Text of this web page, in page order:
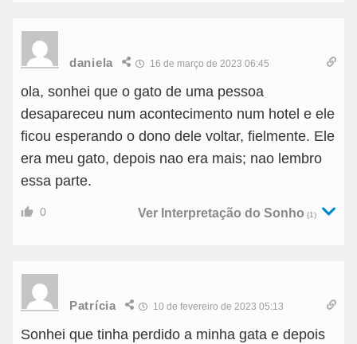
daniela 16 de março de 2023 06:45
ola, sonhei que o gato de uma pessoa
desapareceu num acontecimento num hotel e ele
ficou esperando o dono dele voltar, fielmente. Ele
era meu gato, depois nao era mais; nao lembro
essa parte.
0 Ver Interpretação do Sonho (1)
Patrícia 10 de fevereiro de 2023 05:13
Sonhei que tinha perdido a minha gata e depois